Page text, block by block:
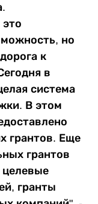
это
но
к
в
система
В этом
грантов. Еще
грантов
гранты